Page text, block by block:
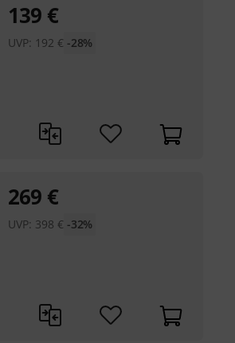
139 €
UVP: 192 € -28%
269 €
UVP: 398 € -32%